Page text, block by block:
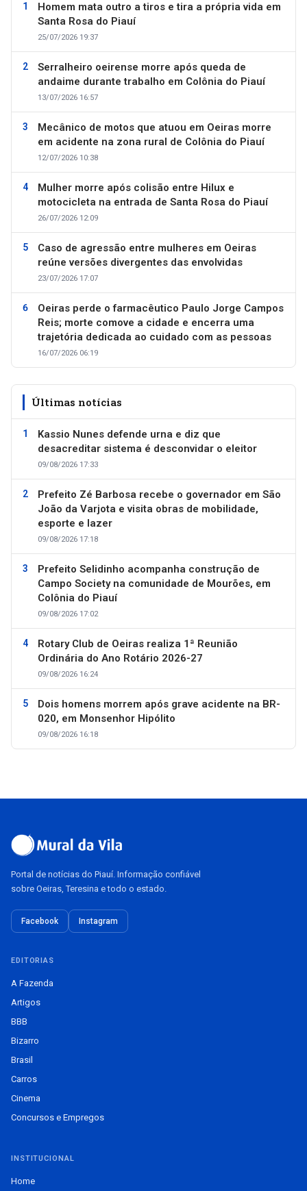
Homem mata outro a tiros e tira a própria vida em
Santa Rosa do Piauí
25/07/2026 19:37
Serralheiro oeirense morre após queda de
andaime durante trabalho em Colônia do Piauí
13/07/2026 16:57
Mecânico de motos que atuou em Oeiras morre
em acidente na zona rural de Colônia do Piauí
12/07/2026 10:38
Mulher morre após colisão entre Hilux e
motocicleta na entrada de Santa Rosa do Piauí
26/07/2026 12:09
Caso de agressão entre mulheres em Oeiras
reúne versões divergentes das envolvidas
23/07/2026 17:07
Oeiras perde o farmacêutico Paulo Jorge Campos
Reis; morte comove a cidade e encerra uma
trajetória dedicada ao cuidado com as pessoas
16/07/2026 06:19
Últimas notícias
Kassio Nunes defende urna e diz que
desacreditar sistema é desconvidar o eleitor
09/08/2026 17:33
Prefeito Zé Barbosa recebe o governador em São
João da Varjota e visita obras de mobilidade,
esporte e lazer
09/08/2026 17:18
Prefeito Selidinho acompanha construção de
Campo Society na comunidade de Mourões, em
Colônia do Piauí
09/08/2026 17:02
Rotary Club de Oeiras realiza 1ª Reunião
Ordinária do Ano Rotário 2026-27
09/08/2026 16:24
Dois homens morrem após grave acidente na BR-
020, em Monsenhor Hipólito
09/08/2026 16:18
Portal de notícias do Piauí. Informação confiável
sobre Oeiras, Teresina e todo o estado.
Facebook Instagram
EDITORIAS
A Fazenda
Artigos
BBB
Bizarro
Brasil
Carros
Cinema
Concursos e Empregos
INSTITUCIONAL
Home